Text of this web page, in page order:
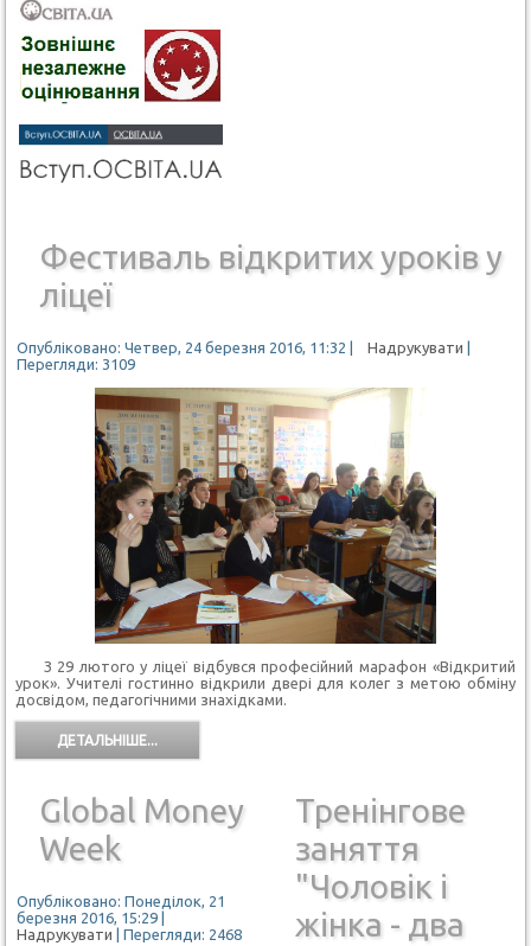
Фестиваль відкритих уроків у
ліцеї
Опубліковано: Четвер, 24 березня 2016, 11:32 | Надрукувати |
Перегляди: 3109
З 29 лютого у ліцеї відбувся професійний марафон «Відкритий
урок». Учителі гостинно відкрили двері для колег з метою обміну
досвідом, педагогічними знахідками.
ДЕТАЛЬНІШЕ...
Global Money
Week
Опубліковано: Понеділок, 21
березня 2016, 15:29 |
Надрукувати | Перегляди: 2468
Тренінгове
заняття
"Чоловік і
жінка - два